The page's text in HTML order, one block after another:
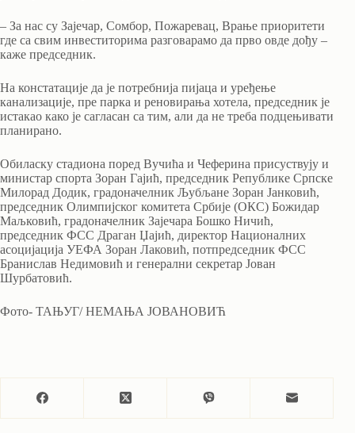
– За нас су Зајечар, Сомбор, Пожаревац, Врање приоритети
где са свим инвеститорима разговарамо да прво овде дођу –
каже председник.
На констатације да је потребнија пијаца и уређење
канализације, пре парка и реновирања хотела, председник је
истакао како је сагласан са тим, али да не треба подцењивати
планирано.
Обиласку стадиона поред Вучића и Чеферина присуствују и
министар спорта Зоран Гајић, председник Републике Српске
Милорад Додик, градоначелник Љубљане Зоран Јанковић,
председник Олимпијског комитета Србије (ОКС) Божидар
Маљковић, градоначелник Зајечара Бошко Ничић,
председник ФСС Драган Џајић, директор Националних
асоцијација УЕФА Зоран Лаковић, потпредседник ФСС
Бранислав Недимовић и генерални секретар Јован
Шурбатовић.
Фото- ТАЊУГ/ НЕМАЊА ЈОВАНОВИЋ